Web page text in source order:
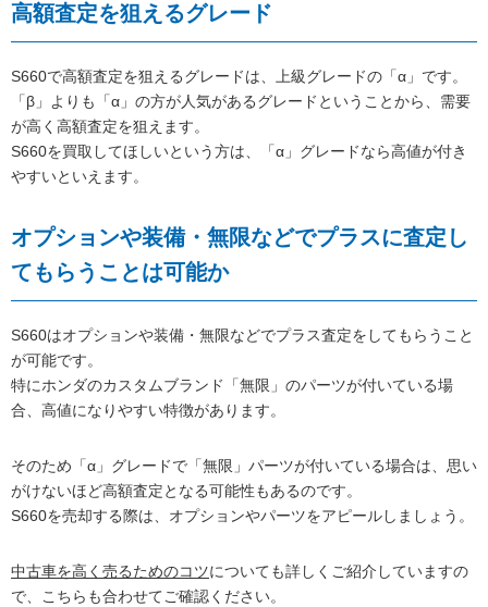
高額査定を狙えるグレード
S660で高額査定を狙えるグレードは、上級グレードの「α」です。
「β」よりも「α」の方が人気があるグレードということから、需要
が高く高額査定を狙えます。
S660を買取してほしいという方は、「α」グレードなら高値が付き
やすいといえます。
オプションや装備・無限などでプラスに査定し
てもらうことは可能か
S660はオプションや装備・無限などでプラス査定をしてもらうこと
が可能です。
特にホンダのカスタムブランド「無限」のパーツが付いている場
合、高値になりやすい特徴があります。
そのため「α」グレードで「無限」パーツが付いている場合は、思い
がけないほど高額査定となる可能性もあるのです。
S660を売却する際は、オプションやパーツをアピールしましょう。
中古車を高く売るためのコツについても詳しくご紹介していますの
で、こちらも合わせてご確認ください。